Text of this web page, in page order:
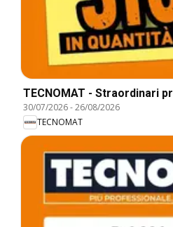
TECNOMAT - Straordinari
30/07/2026-26/08/2026
TECNOMAT